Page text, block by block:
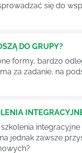
się do
DO GRUPY?
formy, bardzo
za zadanie, na
jednak zawsze